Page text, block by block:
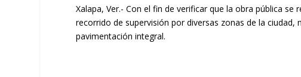
Xalapa, Ver.- Con el fin de verificar que la obra pública
recorrido de supervisión por diversas zonas de la
pavimentación integral.